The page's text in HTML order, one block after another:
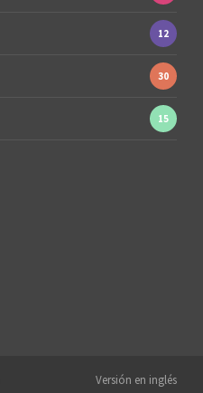
12
30
15
Versión en inglés